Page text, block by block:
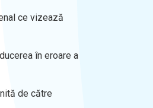
ce vizează
în eroare a
de către